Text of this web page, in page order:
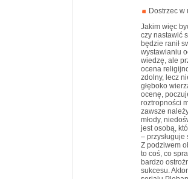
Dostrzec w
Jakim więc
czy nastawić
będzie ranił
wystawianiu
wiedzę, ale
ocena
zdolny, lecz
głęboko
ocenę,
roztropności
zawsze
młody,
jest osobą,
– przysługuje
Z podziwem
to coś, co
bardzo
sukcesu.